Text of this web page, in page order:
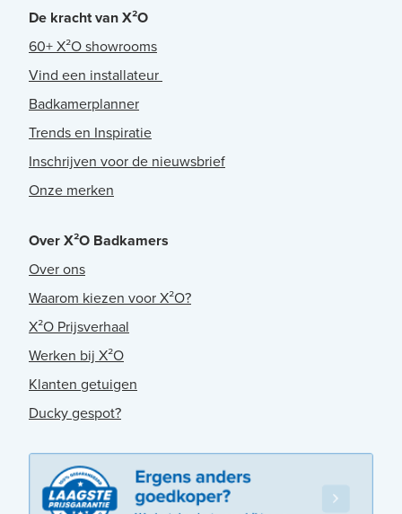
De kracht van X²O
60+ X²O showrooms
Vind een installateur
Badkamerplanner
Trends en Inspiratie
Inschrijven voor de nieuwsbrief
Onze merken
Over X²O Badkamers
Over ons
Waarom kiezen voor X²O?
X²O Prijsverhaal
Werken bij X²O
Klanten getuigen
Ducky gespot?